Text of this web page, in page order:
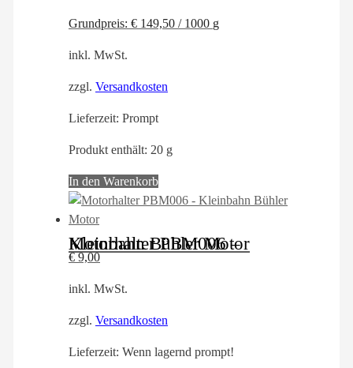
Grundpreis: € 149,50 / 1000 g
inkl. MwSt.
zzgl. Versandkosten
Lieferzeit: Prompt
Produkt enthält: 20 g
In den Warenkorb
Motorhalter PBM006 – Kleinbahn Bühler Motor
€9,00
inkl. MwSt.
zzgl. Versandkosten
Lieferzeit: Wenn lagernd prompt!